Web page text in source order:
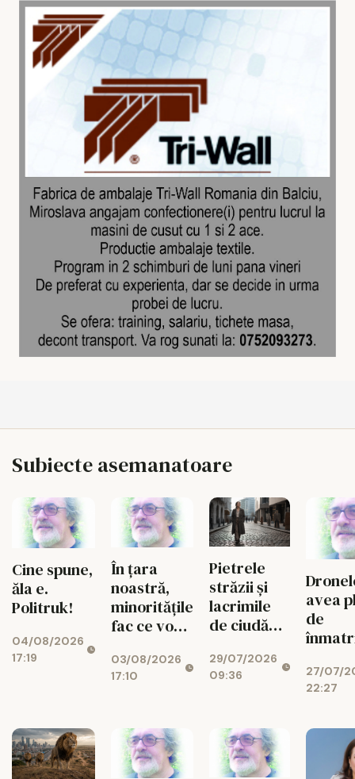
Subiecte asemanatoare
Cine spune,
ăla e.
Politruk!
04/08/2026
17:19
În țara
noastră,
minoritățile
fac ce vor
03/08/2026
17:10
Pietrele
străzii și
lacrimile
de ciudă
oamenilor
de carton
29/07/2026
09:36
avea
de
27/07/
22:27